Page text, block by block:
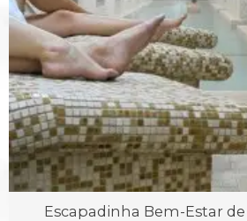
Escapadinha Bem-Estar